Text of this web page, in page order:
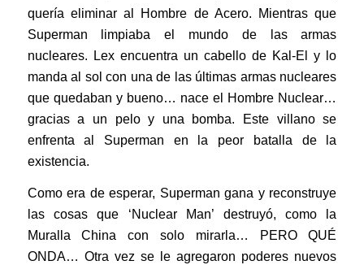
quería eliminar al Hombre de Acero. Mientras que
Superman limpiaba el mundo de las armas
nucleares. Lex encuentra un cabello de Kal-El y lo
manda al sol con una de las últimas armas nucleares
que quedaban y bueno… nace el Hombre Nuclear…
gracias a un pelo y una bomba. Este villano se
enfrenta al Superman en la peor batalla de la
existencia.
Como era de esperar, Superman gana y reconstruye
las cosas que ‘Nuclear Man’ destruyó, como la
Muralla China con solo mirarla… PERO QUÉ
ONDA… Otra vez se le agregaron poderes nuevos